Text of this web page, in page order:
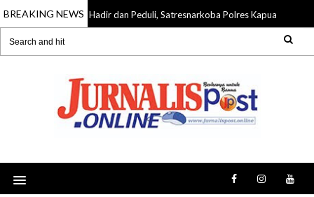
BREAKING NEWS
10 Aug 2026 Hadir dan Peduli, Satresnarkoba Polres Kapuas